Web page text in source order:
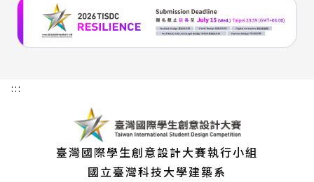
:::
臺灣國際學生創意設計大賽執行小組
國立臺灣科技大學建築系